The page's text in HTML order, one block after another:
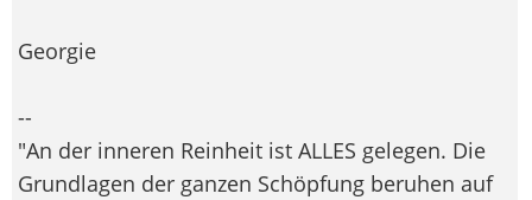
Georgie
--
"An der inneren Reinheit ist ALLES gelegen. Die
Grundlagen der ganzen Schöpfung beruhen auf